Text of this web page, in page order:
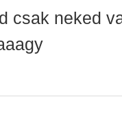
csak neked